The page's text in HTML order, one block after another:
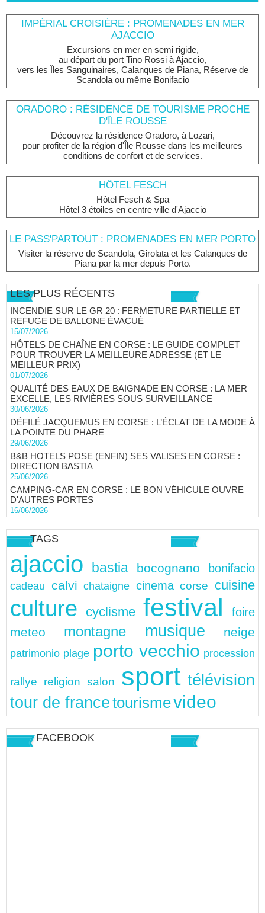
IMPÉRIAL CROISIÈRE : PROMENADES EN MER
AJACCIO
Excursions en mer en semi rigide,
au départ du port Tino Rossi à Ajaccio,
vers les Îles Sanguinaires, Calanques de Piana, Réserve de
Scandola ou même Bonifacio
ORADORO : RÉSIDENCE DE TOURISME PROCHE
D'ÎLE ROUSSE
Découvrez la résidence Oradoro, à Lozari,
pour profiter de la région d'Île Rousse dans les meilleures
conditions de confort et de services.
HÔTEL FESCH
Hôtel Fesch & Spa
Hôtel 3 étoiles en centre ville d'Ajaccio
LE PASS'PARTOUT : PROMENADES EN MER PORTO
Visiter la réserve de Scandola, Girolata et les Calanques de
Piana par la mer depuis Porto.
LES PLUS RÉCENTS
INCENDIE SUR LE GR 20 : FERMETURE PARTIELLE ET
REFUGE DE BALLONE ÉVACUÉ
15/07/2026
HÔTELS DE CHAÎNE EN CORSE : LE GUIDE COMPLET
POUR TROUVER LA MEILLEURE ADRESSE (ET LE
MEILLEUR PRIX)
01/07/2026
QUALITÉ DES EAUX DE BAIGNADE EN CORSE : LA MER
EXCELLE, LES RIVIÈRES SOUS SURVEILLANCE
30/06/2026
DÉFILÉ JACQUEMUS EN CORSE : L’ÉCLAT DE LA MODE À
LA POINTE DU PHARE
29/06/2026
B&B HOTELS POSE (ENFIN) SES VALISES EN CORSE :
DIRECTION BASTIA
25/06/2026
CAMPING-CAR EN CORSE : LE BON VÉHICULE OUVRE
D'AUTRES PORTES
16/06/2026
TAGS
ajaccio bastia bocognano bonifacio
cadeau calvi chataigne cinema corse cuisine
culture cyclisme festival foire
meteo montagne musique neige
patrimonio plage porto vecchio procession
rallye religion salon sport télévision
tour de francetourismevideo
FACEBOOK